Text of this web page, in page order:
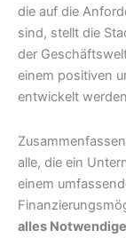
die auf die
sind, stellt die
der
einem positiven
entwickelt
alle, die ein
einem
alles